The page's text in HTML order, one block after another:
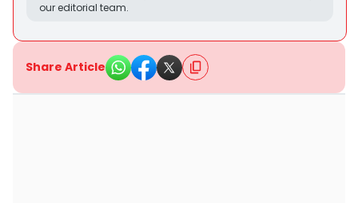
our editorial team.
Share Article